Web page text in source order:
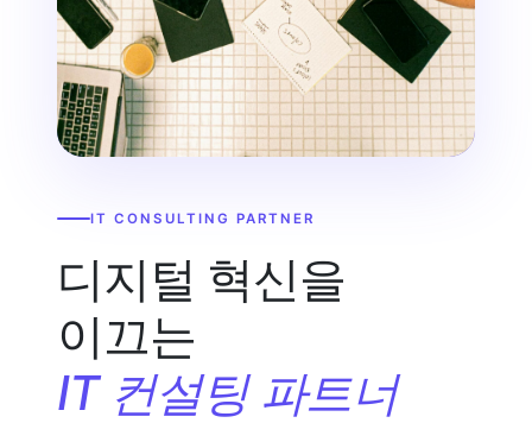
IT CONSULTING PARTNER
디지털 혁신을
이끄는
IT 컨설팅 파트너